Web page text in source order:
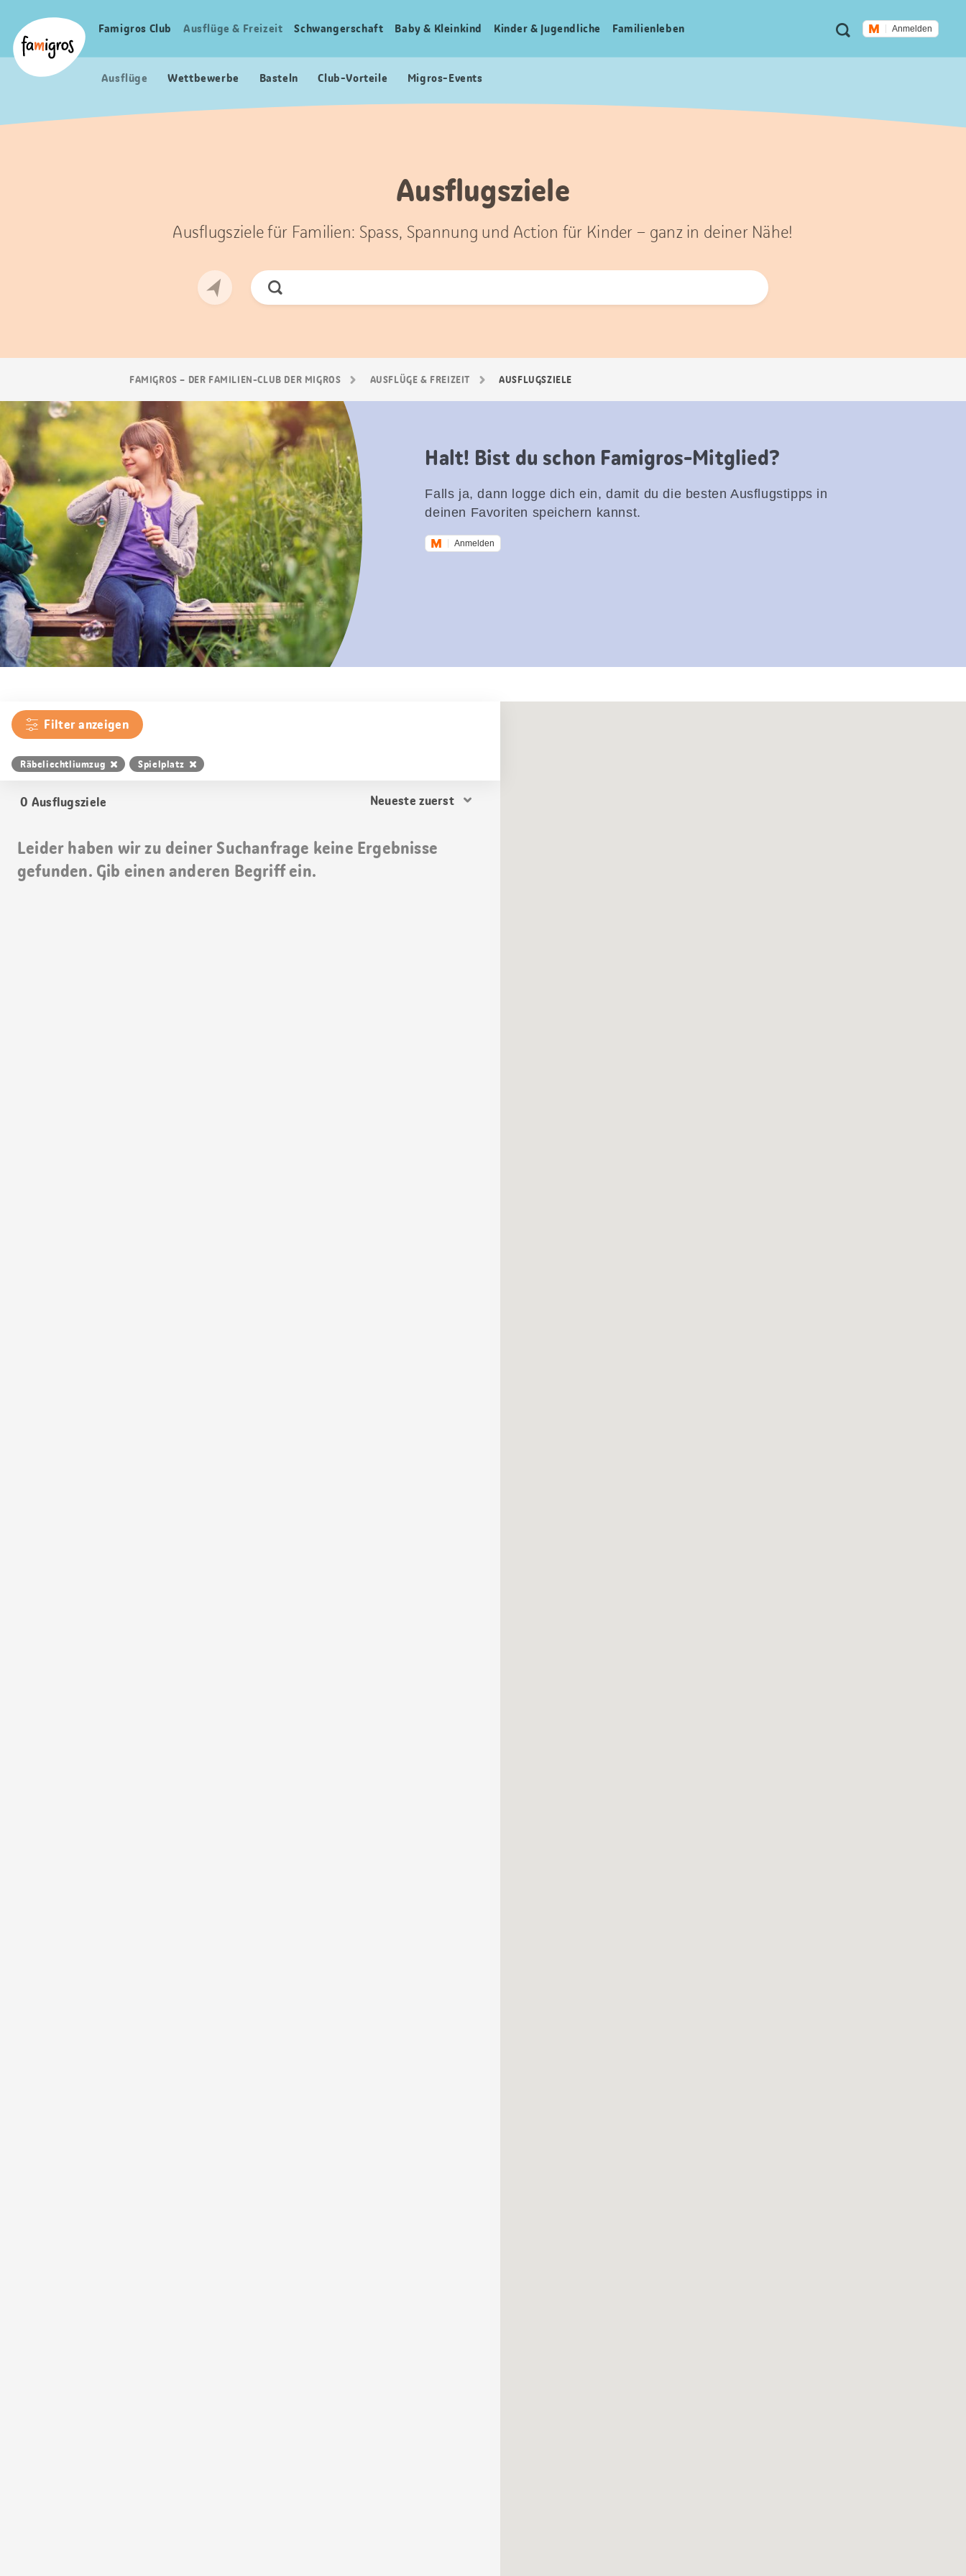
Navigation
Logo
Meta
Navigation
Suche Anmelden
Haupt
Famigros Club Ausflüge & Freizeit Schwangerschaft Baby & Kleinkind Kinder & Jugendliche Familien­leben
Ausflüge Wettbewerbe Basteln Club-Vorteile Migros-Events
Ausflugsziele
Ausflugsziele für Familien: Spass, Spannung und Action für Kinder – ganz in deiner Nähe!
Jetzt
FAMIGROS – DER FAMILIEN-CLUB DER MIGROS AUSFLÜGE & FREIZEIT AUSFLUGSZIELE
Halt! Bist du schon Famigros-Mitglied?
Falls ja, dann logge dich ein, damit du die besten Ausflugstipps in
deinen Favoriten speichern kannst.
Anmelden
Filter anzeigen
Räbeliechtliumzug Spielplatz
0 Ausflugsziele
Resultat
Leider haben wir zu deiner Suchanfrage keine Ergebnisse
gefunden. Gib einen anderen Begriff ein.